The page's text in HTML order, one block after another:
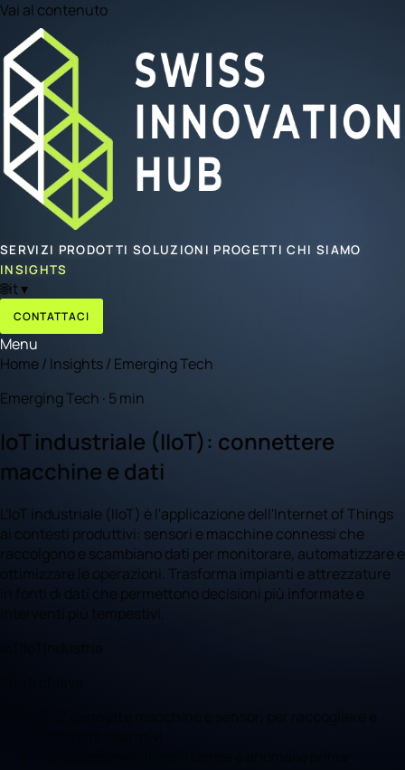
Vai al contenuto
SERVIZI PRODOTTI SOLUZIONI PROGETTICHI SIAMO
INSIGHTS
🌐it▾
CONTATTACI
Menu
Home/ Insights/ Emerging Tech
Emerging Tech · 5 min
IoT industriale (IIoT): connettere
macchine e dati
L'IoT industriale (IIoT) è l'applicazione dell'Internet of Things
ai contesti produttivi: sensori e macchine connessi che
raccolgono e scambiano dati per monitorare, automatizzare e
ottimizzare le operazioni. Trasforma impianti e attrezzature
in fonti di dati che permettono decisioni più informate e
interventi più tempestivi.